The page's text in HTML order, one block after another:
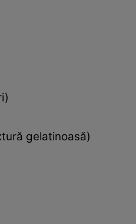
gelatinoasă)